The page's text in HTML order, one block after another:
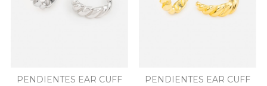
PENDIENTES EAR CUFF
PENDIENTES EAR CUFF